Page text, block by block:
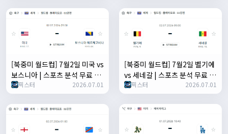
[북중미 월드컵] 7월2일 미국 vs
보스니아 | 스포츠 분석 무료 중
계 토친놈
픽스터 2026.07.01
[북중미 월드컵] 7월2일 벨기에
vs 세네갈 | 스포츠 분석 무료 중
계 토친놈
픽스터 2026.07.01